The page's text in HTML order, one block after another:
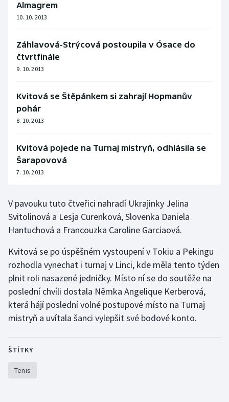
Krasobruslení
Lyže a snowboard
Motorsport
Parasport
Plážový volejbal
Ragby
Rychlobruslení
Rychlostní kanoistika
Short track
Stolní tenis
Almagrem
10. 10. 2013
Záhlavová-Strýcová postoupila v Ósace do
čtvrtfinále
9. 10. 2013
Kvitová se Štěpánkem si zahrají Hopmanův
pohár
8. 10. 2013
Kvitová pojede na Turnaj mistryň, odhlásila se
Šarapovová
7. 10. 2013
V pavouku tuto čtveřici nahradí Ukrajinky Jelina
Svitolinová a Lesja Curenková, Slovenka Daniela
Hantuchová a Francouzka Caroline Garciaová.
Kvitová se po úspěšném vystoupení v Tokiu a Pekingu
rozhodla vynechat i turnaj v Linci, kde měla tento týden
plnit roli nasazené jedničky. Místo ní se do soutěže na
poslední chvíli dostala Němka Angelique Kerberová,
která hájí poslední volné postupové místo na Turnaj
mistryň a uvítala šanci vylepšit své bodové konto.
ŠTÍTKY
Tenis